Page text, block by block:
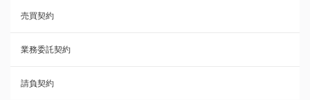
承諾書
雇用契約
その他契約・書面
売買契約
業務委託契約
請負契約